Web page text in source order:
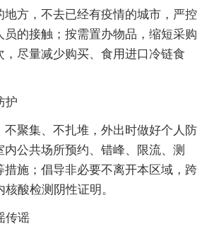
地方，不去已经有疫情的城市，严控
员的接触；按需置办物品，缩短采购
，尽量减少购买、食用进口冷链食
护
不聚集、不扎堆，外出时做好个人防
公共场所预约、错峰、限流、测
措施；倡导非必要不离开本区域，跨
酸检测阴性证明。
传谣